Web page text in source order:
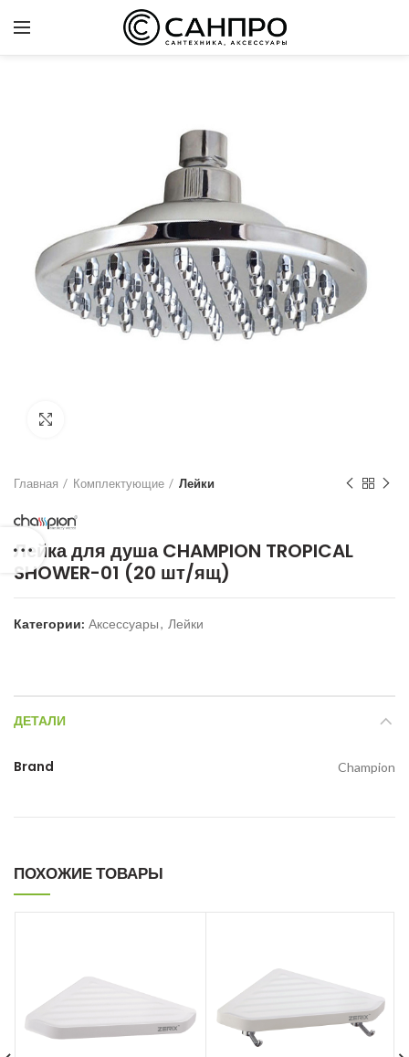
Главная Комплектующие Лейки
Лейка для душа CHAMPION TROPICAL
SHOWER-01 (20 шт/ящ)
Категории: Аксессуары, Лейки
ДЕТАЛИ
Brand Champion
ПОХОЖИЕ ТОВАРЫ